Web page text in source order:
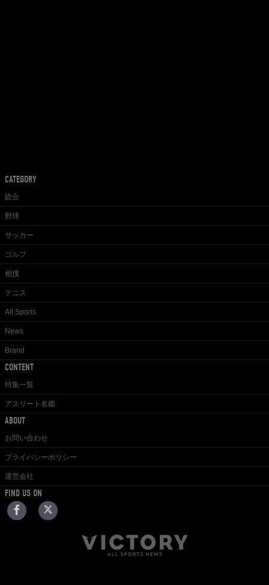
CATEGORY
総合
野球
サッカー
ゴルフ
相撲
テニス
All Sports
News
Brand
CONTENT
特集一覧
アスリート名鑑
ABOUT
お問い合わせ
プライバシーポリシー
運営会社
FIND US ON